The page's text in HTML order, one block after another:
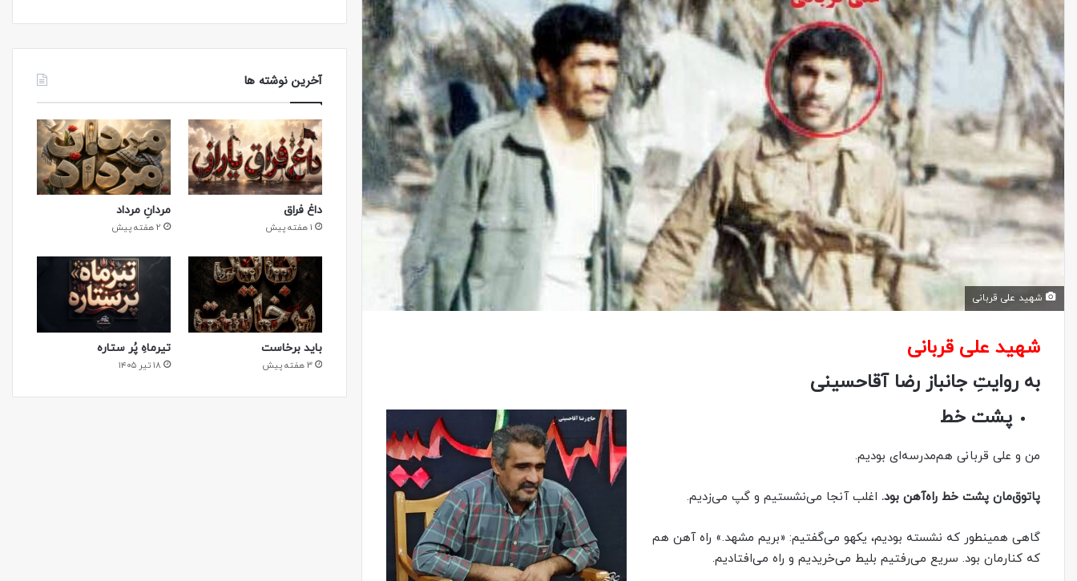
شهید علی قربانی
شهید علی قربانی
به روایتِ جانباز رضا آقاحسینی
پشت خط
من و علی قربانی هم‌مدرسه‌ای بودیم.
پاتوق‌مان پشت خط راه‌آهن بود. اغلب آنجا‌ می‌نشستیم و گپ‌ می‌زدیم.
گاهی همینطور که نشسته بودیم، یکهو‌ می‌گفتیم: «بریم مشهد.» راه آهن هم
که کنارمان بود. سریع‌ می‌رفتیم بلیط‌ می‌خریدیم و راه‌ می‌افتادیم.
آخرین نوشته ها
داغ فراق
1 هفته پیش
مردانِ مرداد
2 هفته پیش
باید برخاست
3 هفته پیش
تیرماهِ پُر ستاره
۱۸ تیر ۱۴۰۵